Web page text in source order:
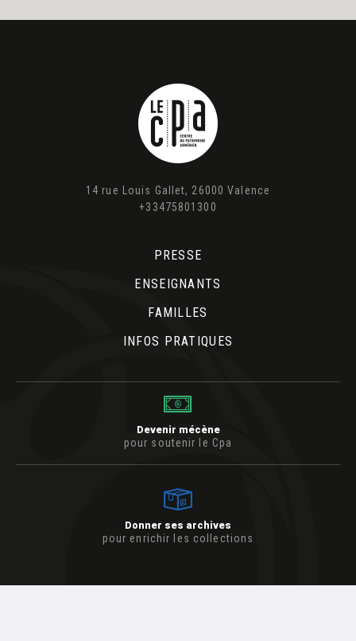
14 rue Louis Gallet, 26000 Valence
+33475801300
PRESSE
ENSEIGNANTS
FAMILLES
INFOS PRATIQUES
Devenir mécène
pour soutenir le Cpa
Donner ses archives
pour enrichir les collections